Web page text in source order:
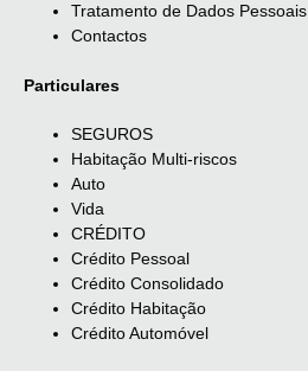
Tratamento de Dados Pessoais
Contactos
Particulares
SEGUROS
Habitação Multi-riscos
Auto
Vida
CRÉDITO
Crédito Pessoal
Crédito Consolidado
Crédito Habitação
Crédito Automóvel